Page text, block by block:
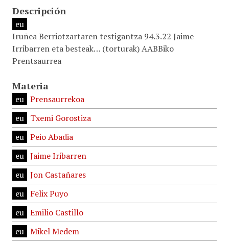
Descripción
eu
Iruñea Berriotzartaren testigantza 94.3.22 Jaime
Irribarren eta besteak… (torturak) AABBiko
Prentsaurrea
Materia
eu Prensaurrekoa
eu Txemi Gorostiza
eu Peio Abadia
eu Jaime Iribarren
eu Jon Castañares
eu Felix Puyo
eu Emilio Castillo
eu Mikel Medem